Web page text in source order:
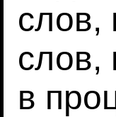
слов,
слов,
в